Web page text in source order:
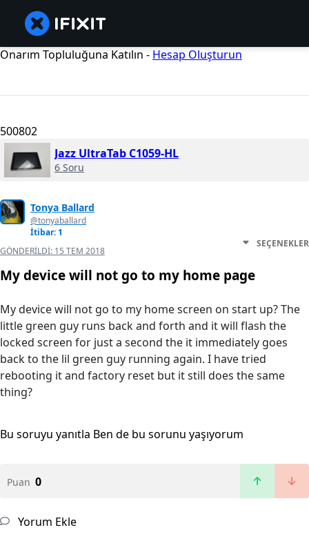
Onarım Topluluğuna Katılın - Hesap Oluşturun
500802
Jazz UltraTab C1059-HL
6 Soru
Tonya Ballard
@tonyaballard
İtibar: 1
GÖNDERILDI: 15 TEM 2018
SEÇENEKLER
My device will not go to my home page
My device will not go to my home screen on start up? The
little green guy runs back and forth and it will flash the
locked screen for just a second the it immediately goes
back to the lil green guy running again. I have tried
rebooting it and factory reset but it still does the same
thing?
Bu soruyu yanıtla Ben de bu sorunu yaşıyorum
Puan 0
Yorum Ekle